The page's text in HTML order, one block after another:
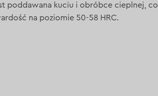
poddawana kuciu i obróbce cieplnej, co
na poziomie 50-58 HRC.